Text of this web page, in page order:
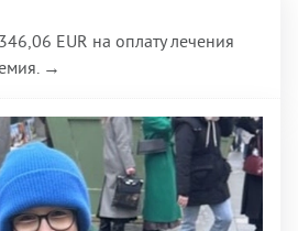
EUR на оплату лечения
→